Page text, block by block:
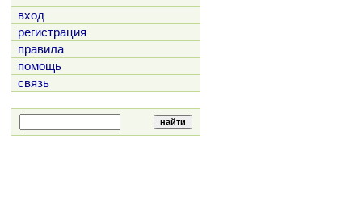
вход
регистрация
правила
помощь
связь